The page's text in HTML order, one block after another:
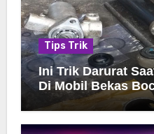
Tips Trik
Ini Trik Darurat
Di Mobil Bekas